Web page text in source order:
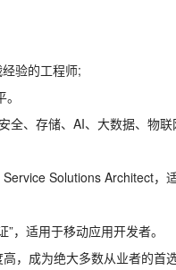
验的工程师;
、存储、AI、大数据、物联
Solutions Architect，
，适用于移动应用开发者。
，成为绝大多数从业者的首选